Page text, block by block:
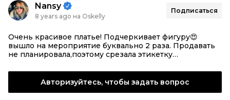
Nansy
8 years ago на Oskelly
Подписаться
Очень красивое платье! Подчеркивает фигуру😍
вышло на мероприятие буквально 2 раза. Продавать
не планировала,поэтому срезала этикетку…
Авторизуйтесь, чтобы задать вопрос